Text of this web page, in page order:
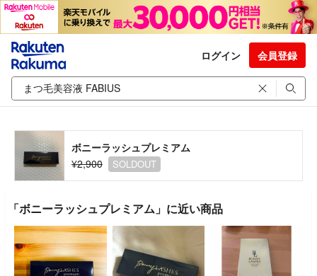
ログイン 会員登録
ボニーラッシュプレミアム
¥2,900
SOLDOUT
「ボニーラッシュプレミアム」に近い商品